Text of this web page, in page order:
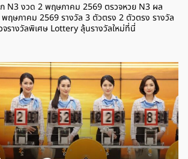
N3 งวด 2 พฤษภาคม 2569 ตรวจหวย N3 ผล
ฤษภาคม 2569 รางวัล 3 ตัวตรง 2 ตัวตรง รางวัล
รางวัลพิเศษ Lottery ลุ้นรางวัลใหม่ที่นี่